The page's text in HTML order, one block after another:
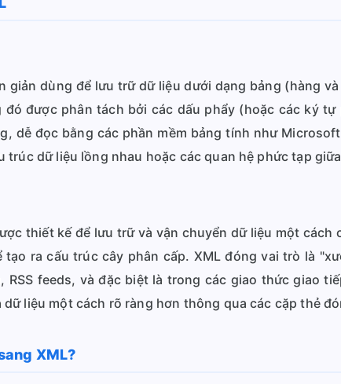
giản dùng để lưu trữ dữ liệu dưới dạng bảng (hàng
được phân tách bởi các dấu phẩy (hoặc các ký
dễ đọc bằng các phần mềm bảng tính như
trúc dữ liệu lồng nhau hoặc các quan hệ phức tạp
thiết kế để lưu trữ và vận chuyển dữ liệu một cách
ra cấu trúc cây phân cấp. XML đóng vai trò là
RSS feeds, và đặc biệt là trong các giao thức giao
liệu một cách rõ ràng hơn thông qua các cặp thẻ
XML?